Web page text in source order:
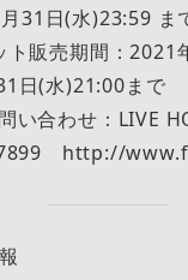
31日(水)23:59 ま
販売期間：2021
日(水)21:00まで
い合わせ：LIVE
7899 http://